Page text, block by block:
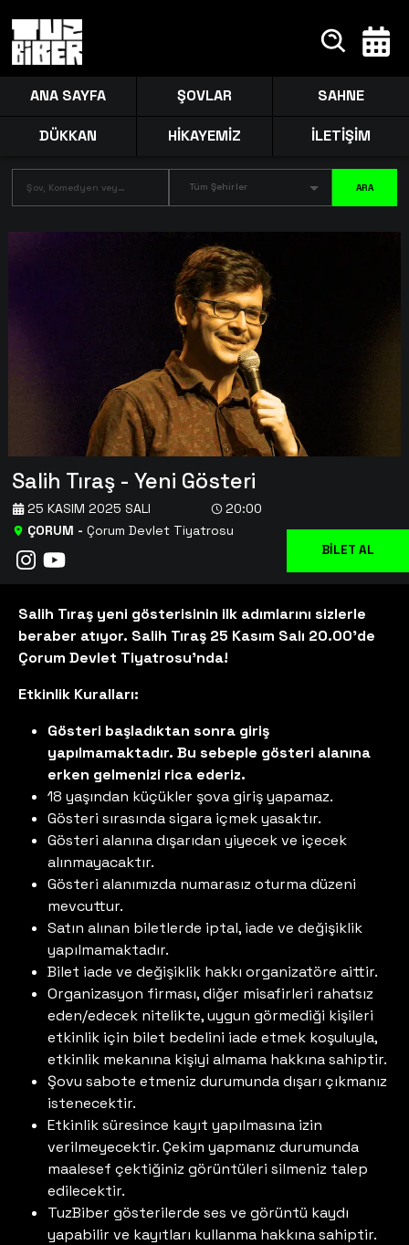
ANA SAYFA ŞOVLAR SAHNE
DÜKKAN HİKAYEMİZ İLETİŞİM
Tüm Şehirler ARA
Salih Tıraş - Yeni Gösteri
ÇORUM - Çorum Devlet Tiyatrosu
25 KASIM 2025 SALI 20:00
BİLET AL
Salih Tıraş yeni gösterisinin ilk adımlarını sizlerle
beraber atıyor. Salih Tıraş 25 Kasım Salı 20.00'de
Çorum Devlet Tiyatrosu'nda!
Etkinlik Kuralları:
Gösteri başladıktan sonra giriş
yapılmamaktadır. Bu sebeple gösteri alanına
erken gelmenizi rica ederiz.
18 yaşından küçükler şova giriş yapamaz.
Gösteri sırasında sigara içmek yasaktır.
Gösteri alanına dışarıdan yiyecek ve içecek
alınmayacaktır.
Gösteri alanımızda numarasız oturma düzeni
mevcuttur.
Satın alınan biletlerde iptal, iade ve değişiklik
yapılmamaktadır.
Bilet iade ve değişiklik hakkı organizatöre aittir.
Organizasyon firması, diğer misafirleri rahatsız
eden/edecek nitelikte, uygun görmediği kişileri
etkinlik için bilet bedelini iade etmek koşuluyla,
etkinlik mekanına kişiyi almama hakkına sahiptir.
Şovu sabote etmeniz durumunda dışarı çıkmanız
istenecektir.
Etkinlik süresince kayıt yapılmasına izin
verilmeyecektir. Çekim yapmanız durumunda
maalesef çektiğiniz görüntüleri silmeniz talep
edilecektir.
TuzBiber gösterilerde ses ve görüntü kaydı
yapabilir ve kayıtları kullanma hakkına sahiptir.